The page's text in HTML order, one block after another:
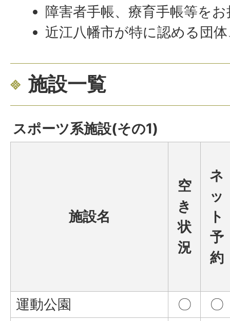
障害者手帳、療育手帳等を
近江八幡市が特に認める団
施設一覧
スポーツ系施設(その1)
施設名
空
き
状
況
ネ
ッ
ト
予
約
運動公園 〇
〇